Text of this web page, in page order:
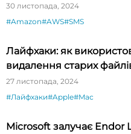
30 листопада, 2024
#Amazon#AWS#SMS
Лайфхаки: як
видалення старих
27 листопада, 2024
#Лайфхаки#Apple#Mac
Microsoft залучає Endor